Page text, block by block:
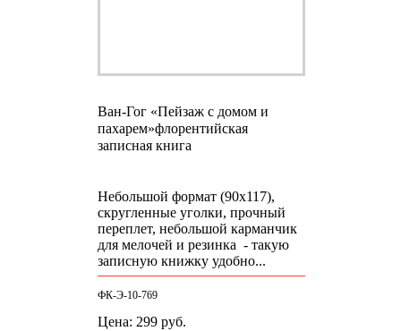
Ван-Гог «Пейзаж с домом и
пахарем»флорентийская
записная книга
Небольшой формат (90х117),
скругленные уголки, прочный
переплет, небольшой карманчик
для мелочей и резинка - такую
записную книжку удобно...
ФК-Э-10-769
Цена: 299 руб.